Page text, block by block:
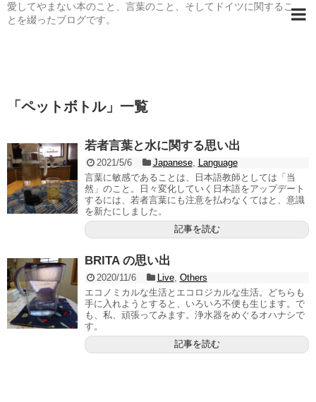
愛してやまない本のこと、言葉のこと、そしてドイツに関するこ
とを綴ったブログです。
「 ペットボトル」 一覧
若者言葉と水に関する思い出
2021/5/6 Japanese,
Language
言葉に敏感であることは、日本語教師としては「当
然」のこと。日々変化していく日本語をアップデート
するには、若者言葉にも注意を払わなくてはと、意識
を新たにしました。
記事を読む
BRITA の思い出
2020/11/6 Live, Others
エコノミカルな生活とエコロジカルな生活。どちらも
手に入れようとすると、いろいろ不便も生じます。で
も、私、頑張ってみます。浄水器をめぐるオハナシで
す。
記事を読む